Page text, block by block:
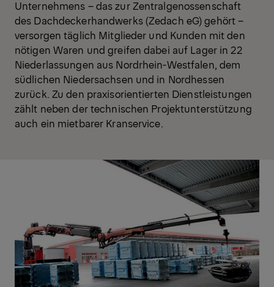
Unternehmens – das zur Zentralgenossenschaft
des Dachdeckerhandwerks (Zedach eG) gehört –
versorgen täglich Mitglieder und Kunden mit den
nötigen Waren und greifen dabei auf Lager in 22
Niederlassungen aus Nordrhein-Westfalen, dem
südlichen Niedersachsen und in Nordhessen
zurück. Zu den praxisorientierten Dienstleistungen
zählt neben der technischen Projektunterstützung
auch ein mietbarer Kranservice.